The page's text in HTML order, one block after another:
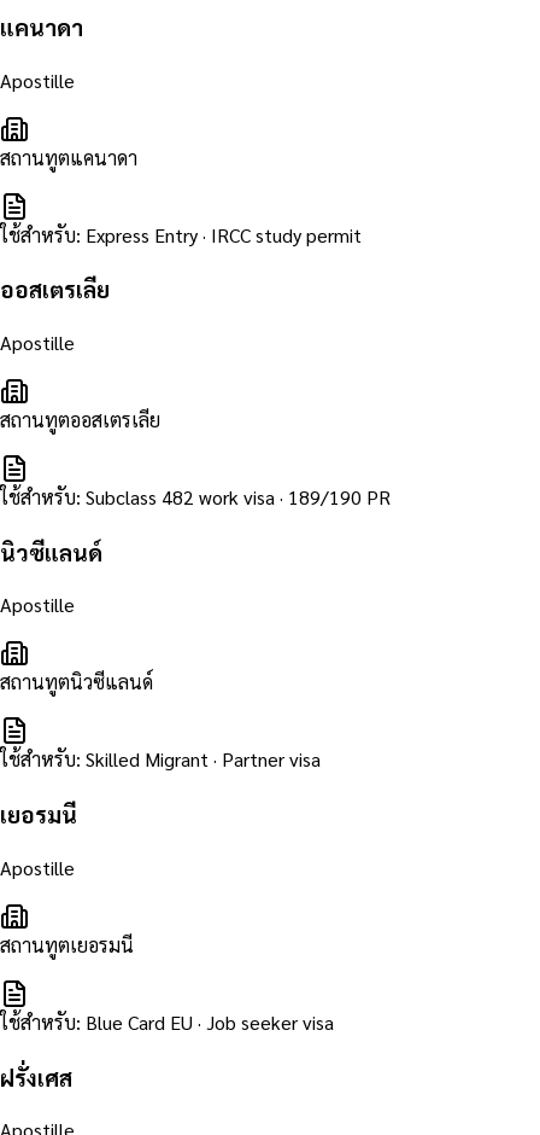
แคนาดา
Apostille
สถานทูตแคนาดา
ใช้สำหรับ: Express Entry · IRCC study permit
ออสเตรเลีย
Apostille
สถานทูตออสเตรเลีย
ใช้สำหรับ: Subclass 482 work visa · 189/190 PR
นิวซีแลนด์
Apostille
สถานทูตนิวซีแลนด์
ใช้สำหรับ: Skilled Migrant · Partner visa
เยอรมนี
Apostille
สถานทูตเยอรมนี
ใช้สำหรับ: Blue Card EU · Job seeker visa
ฝรั่งเศส